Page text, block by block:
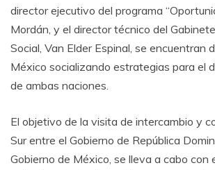
director ejecutivo del programa
Mordán, y el director técnico del
Social, Van Elder Espinal, se encuentran
México socializando estrategias para el
de ambas naciones.
El objetivo de la visita de intercambio y
Sur entre el Gobierno de República
Gobierno de México, se lleva a cabo con